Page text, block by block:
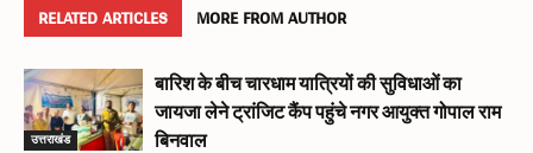
RELATED ARTICLES MORE FROM AUTHOR
उत्तराखंड
बारिश के बीच चारधाम यात्रियों की सुविधाओं का
जायजा लेने ट्रांजिट कैंप पहुंचे नगर आयुक्त गोपाल राम
बिनवाल